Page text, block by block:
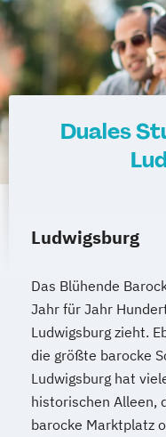
Duales
Ludwigsburg
Das Blühende
Jahr für Jahr
Ludwigsburg zieht.
die größte barocke
Ludwigsburg hat
historischen Alleen,
barocke Marktplatz